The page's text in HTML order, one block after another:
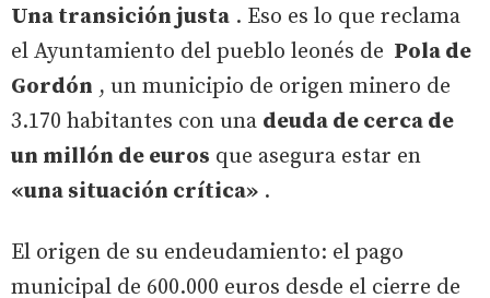
Una transición justa . Eso es lo que reclama
el Ayuntamiento del pueblo leonés de Pola de
Gordón , un municipio de origen minero de
3.170 habitantes con una deuda de cerca de
un millón de euros que asegura estar en
«una situación crítica» .
El origen de su endeudamiento: el pago
municipal de 600.000 euros desde el cierre de